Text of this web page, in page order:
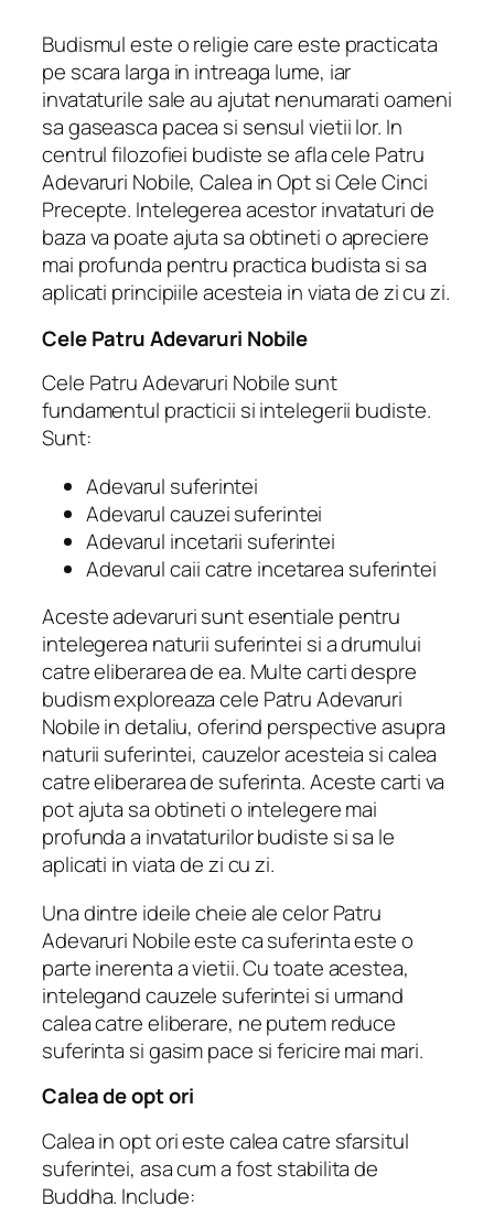
Budismul este o religie care este practicata
pe scara larga in intreaga lume, iar
invataturile sale au ajutat nenumarati oameni
sa gaseasca pacea si sensul vietii lor. In
centrul filozofiei budiste se afla cele Patru
Adevaruri Nobile, Calea in Opt si Cele Cinci
Precepte. Intelegerea acestor invataturi de
baza va poate ajuta sa obtineti o apreciere
mai profunda pentru practica budista si sa
aplicati principiile acesteia in viata de zi cu zi.
Cele Patru Adevaruri Nobile
Cele Patru Adevaruri Nobile sunt
fundamentul practicii si intelegerii budiste.
Sunt:
Adevarul suferintei
Adevarul cauzei suferintei
Adevarul incetarii suferintei
Adevarul caii catre incetarea suferintei
Aceste adevaruri sunt esentiale pentru
intelegerea naturii suferintei si a drumului
catre eliberarea de ea. Multe carti despre
budism exploreaza cele Patru Adevaruri
Nobile in detaliu, oferind perspective asupra
naturii suferintei, cauzelor acesteia si calea
catre eliberarea de suferinta. Aceste carti va
pot ajuta sa obtineti o intelegere mai
profunda a invataturilor budiste si sa le
aplicati in viata de zi cu zi.
Una dintre ideile cheie ale celor Patru
Adevaruri Nobile este ca suferinta este o
parte inerenta a vietii. Cu toate acestea,
intelegand cauzele suferintei si urmand
calea catre eliberare, ne putem reduce
suferinta si gasim pace si fericire mai mari.
Calea de opt ori
Calea in opt ori este calea catre sfarsitul
suferintei, asa cum a fost stabilita de
Buddha. Include: